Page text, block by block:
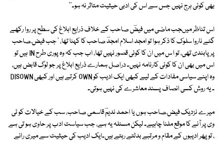
بھی کوئی ہرج نہیں جس سے اس کی ادبی حیثیت متاثر نہ ہو۔''
اس تناظر میںجب ماضی میں فیضؔ صاحب کے خلاف ذرایع ابلاغ کی سطح پر روا رکھے
گئے ناروا سلوک کا ذکر ہوا تو امجد اسلام امجدؔ صاحب کا کہنا تھا، ' جب فیض ؔصاحب
پر پابندی تھی، تو ا س میں ان کا کوئی قصور نہیں تھا، اب جب کہ وہ پوری طرح IN ہیں تو
اس میں بھی ان کا کوئی کارنامہ نہیں۔ دراصل ہمارے ذرایع ابلاغ پر جو لوگ قابض ہیں،
وہ اپنے سیاسی مفادات کے لیے کبھی ایک ادیب کو OWN کرتے ہیں اور کبھی DISOWN
۔ یہ روش کسی انصاف پسند معاشرے کی نہیں ہوتی۔
میرے نزدیک فیض ؔصاحب ہوں یا احمد ندیمؔ قاسمی صاحب، سب کے خیالات کو ٹی
وی پر آنے کا موقع ملنا چاہیے۔ لیکن مسئلہ یہ ہے، جب سیاست ادب پر حاوی ہو تی ہے
، تو پھر ادیبوں کے مقام و مرتبے بدلتے رہتے ہیں۔ایک ادیب کی حیثیت سے میری رائے